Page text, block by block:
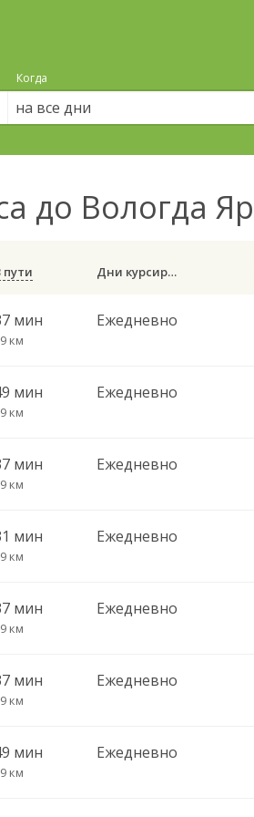
Когда
на все дни
до Вологда
пути Дни курсирования
мин
км
Ежедневно
мин
км
Ежедневно
мин
км
Ежедневно
мин
км
Ежедневно
мин
км
Ежедневно
мин
км
Ежедневно
мин
км
Ежедневно